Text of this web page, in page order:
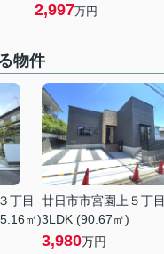
2,997万円
物件
丁目
㎡)
廿日市市宮園上５丁目
3LDK (90.67㎡)
3,980万円